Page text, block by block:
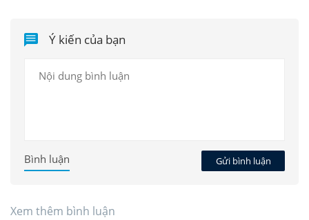
Ý kiến của bạn
Gửi bình luận
Bình luận
Xem thêm bình luận